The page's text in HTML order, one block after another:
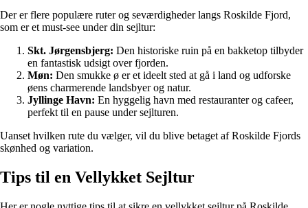
Der er flere populære ruter og seværdigheder langs Roskilde Fjord,
som er et must-see under din sejltur:
Skt. Jørgensbjerg: Den historiske ruin på en bakketop tilbyder
en fantastisk udsigt over fjorden.
Møn: Den smukke ø er et ideelt sted at gå i land og udforske
øens charmerende landsbyer og natur.
Jyllinge Havn: En hyggelig havn med restauranter og cafeer,
perfekt til en pause under sejlturen.
Uanset hvilken rute du vælger, vil du blive betaget af Roskilde Fjords
skønhed og variation.
Tips til en Vellykket Sejltur